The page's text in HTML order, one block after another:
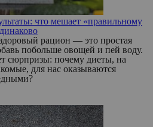
что мешает «правильному
рацион — это простая
побольше овощей и пей воду.
сюрпризы: почему диеты, на
для нас оказываются